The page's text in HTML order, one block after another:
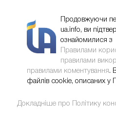
Продовжуючи
ua.info, ви
ознайомилися з
Правилами
правилами
правилами коментування.
файлів cookie, описаних у
Докладніше про Політику